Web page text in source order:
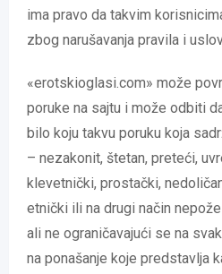
ima pravo da takvim
zbog narušavanja pravila i
«erotskioglasi.com» može
poruke na sajtu i može odbiti
bilo koju takvu poruku koja
– nezakonit, štetan, preteći,
klevetnički, prostački,
etnički ili na drugi način
ali ne ograničavajući se na
na ponašanje koje predstavlja